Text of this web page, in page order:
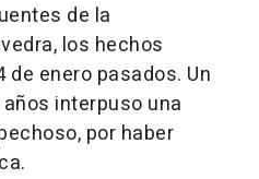
de la
los hechos
enero pasados. Un
interpuso una
por haber